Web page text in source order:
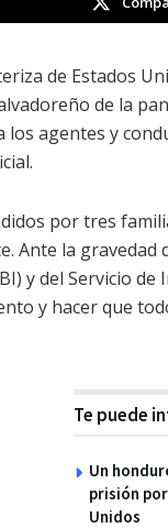
de Estados
de la
agentes y
por tres
Ante la gravedad
y del Servicio
y hacer que
Te puede
Un
prisión
Unidos